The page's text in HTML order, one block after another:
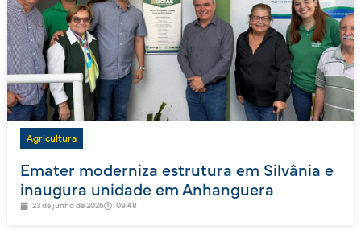
Agricultura
Emater moderniza estrutura em Silvânia e
inaugura unidade em Anhanguera
23 de junho de 2026 09:48